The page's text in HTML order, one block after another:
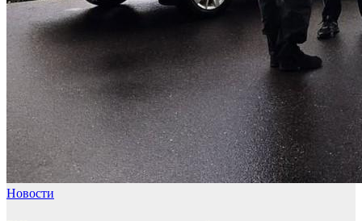
Новости